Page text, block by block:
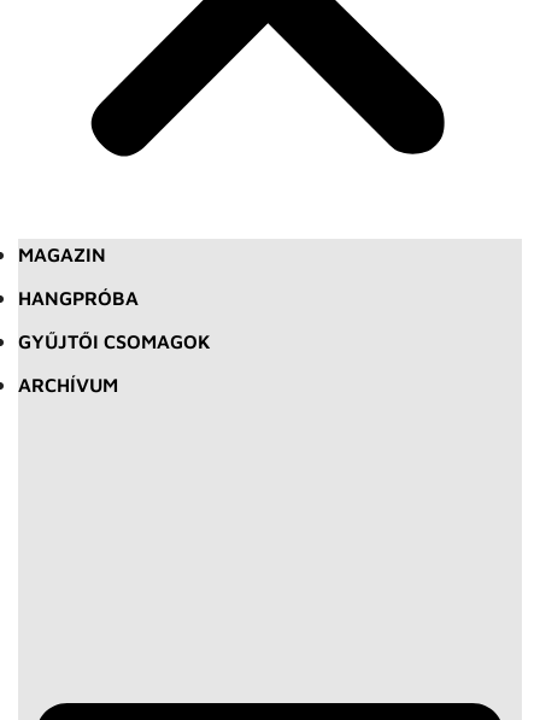
MAGAZIN
HANGPRÓBA
GYŰJTŐI CSOMAGOK
ARCHÍVUM